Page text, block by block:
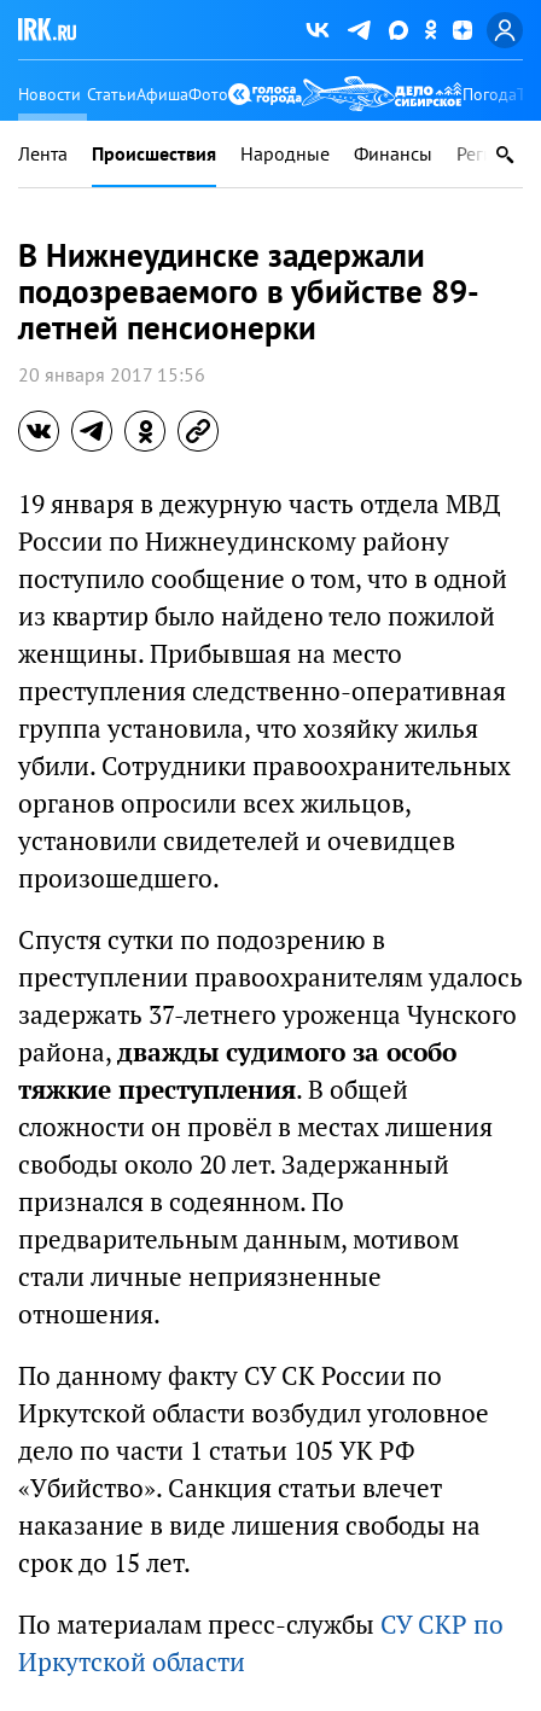
Новости СтатьиАфишаФото Погода
Лента Происшествия Народные Финансы Регионы
В Нижнеудинске задержали
подозреваемого в убийстве 89-
летней пенсионерки
20 января 2017 15:56
19 января в дежурную часть отдела МВД
России по Нижнеудинскому району
поступило сообщение о том, что в одной
из квартир было найдено тело пожилой
женщины. Прибывшая на место
преступления следственно-оперативная
группа установила, что хозяйку жилья
убили. Сотрудники правоохранительных
органов опросили всех жильцов,
установили свидетелей и очевидцев
произошедшего.
Спустя сутки по подозрению в
преступлении правоохранителям удалось
задержать 37-летнего уроженца Чунского
района,дважды судимого за особо
тяжкие преступления. В общей
сложности он провёл в местах лишения
свободы около 20 лет. Задержанный
признался в содеянном. По
предварительным данным, мотивом
стали личные неприязненные
отношения.
По данному факту СУ СК России по
Иркутской области возбудил уголовное
дело по части 1 статьи 105 УК РФ
«Убийство». Санкция статьи влечет
наказание в виде лишения свободы на
срок до 15 лет.
По материалам пресс-службы СУ СКР по
Иркутской области